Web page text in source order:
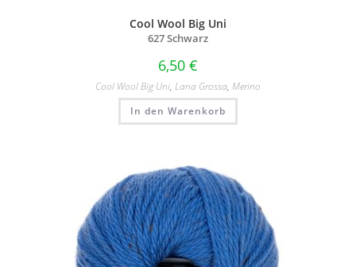
Cool Wool Big Uni
627 Schwarz
6,50 €
Cool Wool Big Uni, Lana Grossa, Merino
In den Warenkorb